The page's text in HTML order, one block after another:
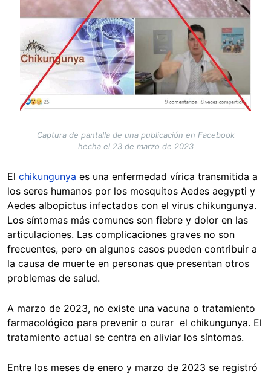
Captura de pantalla de una publicación en Facebook
hecha el 23 de marzo de 2023
El chikungunya es una enfermedad vírica transmitida a
los seres humanos por los mosquitos Aedes aegypti y
Aedes albopictus infectados con el virus chikungunya.
Los síntomas más comunes son fiebre y dolor en las
articulaciones. Las complicaciones graves no son
frecuentes, pero en algunos casos pueden contribuir a
la causa de muerte en personas que presentan otros
problemas de salud.
A marzo de 2023, no existe una vacuna o tratamiento
farmacológico para prevenir o curar el chikungunya. El
tratamiento actual se centra en aliviar los síntomas.
Entre los meses de enero y marzo de 2023 se registró